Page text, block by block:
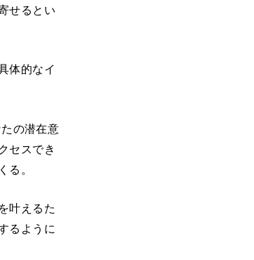
せるとい
体的なイ
の潜在意
セスでき
る。
叶えるた
るように